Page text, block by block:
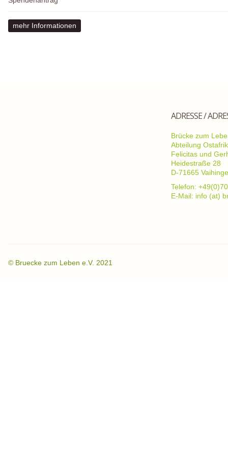
mehr Informationen
ADRESSE /
Brücke zum
Abteilung
Felicitas und
Heidestraße 28
D-71665
Telefon:
E-Mail: info (at)
© Bruecke zum Leben e.V. 2021